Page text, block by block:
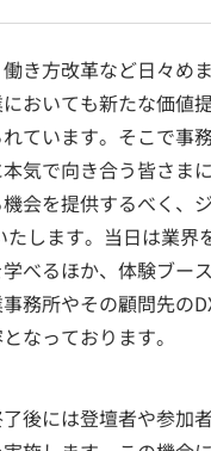
き方改革など日々め
おいても新たな価値
ています。そこで事
気で向き合う皆さま
会を提供するべく、
たします。当日は業界
べるほか、体験ブー
務所やその顧問先の
なっております。
後には登壇者や参加